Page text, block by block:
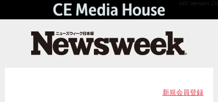
API Version 2.0
新規会員登録